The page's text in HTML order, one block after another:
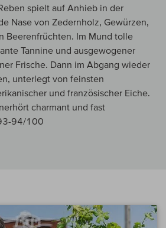
spielt auf Anhieb in der
Nase von Zedernholz, Gewürzen,
Beerenfrüchten. Im Mund tolle
Tannine und ausgewogener
Frische. Dann im Abgang wieder
unterlegt von feinsten
und französischer Eiche.
charmant und fast
94/100